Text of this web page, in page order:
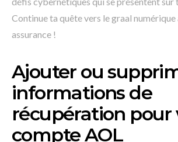
Continue ta quête vers le graal
assurance !
Ajouter ou
informations de
récupération pour
compte AOL